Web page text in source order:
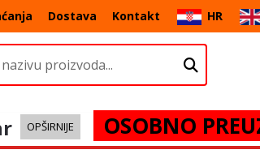
Dostava Kontakt HR
OPŠIRNIJE OSOBNO